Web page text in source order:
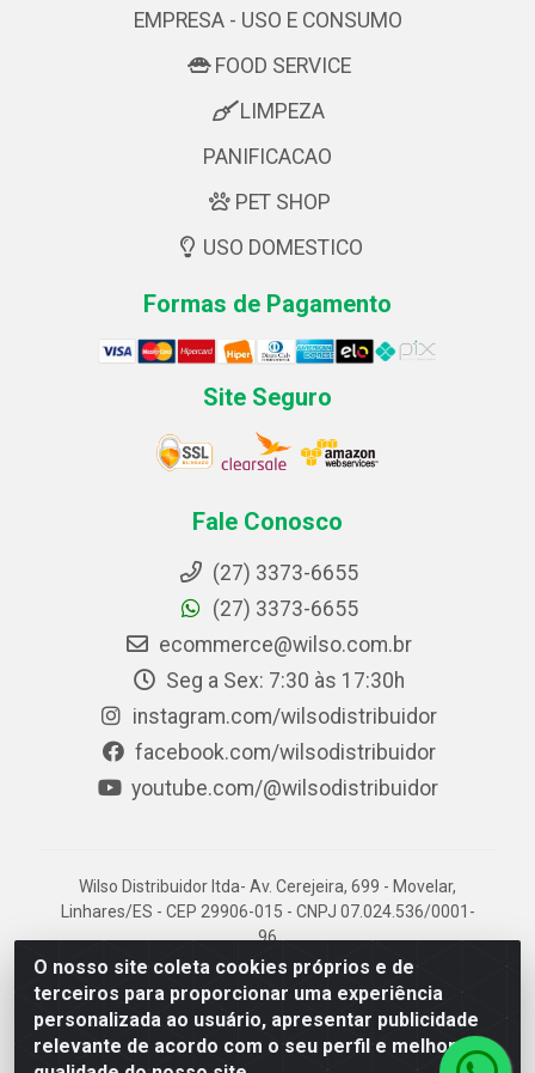
O nosso site coleta cookies próprios e de
terceiros para proporcionar uma experiência
personalizada ao usuário, apresentar publicidade
relevante de acordo com o seu perfil e melhorar a
EMPRESA - USO E CONSUMO
FOOD SERVICE
LIMPEZA
PANIFICACAO
PET SHOP
USO DOMESTICO
Formas de Pagamento
Site Seguro
Fale Conosco
(27) 3373-6655
(27) 3373-6655
ecommerce@wilso.com.br
Seg a Sex: 7:30 às 17:30h
instagram.com/wilsodistribuidor
facebook.com/wilsodistribuidor
youtube.com/@wilsodistribuidor
Wilso Distribuidor ltda- Av. Cerejeira, 699 - Movelar,
Linhares/ES - CEP 29906-015 - CNPJ 07.024.536/0001-
96